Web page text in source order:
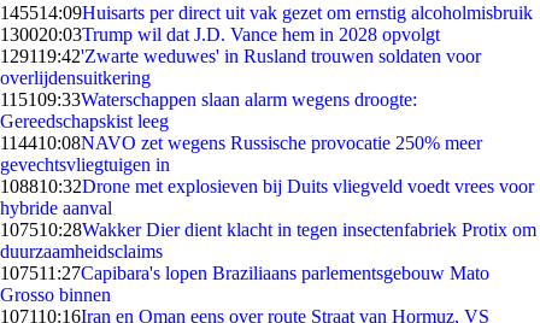
145514:09Huisarts per direct uit vak gezet om ernstig alcoholmisbruik
130020:03Trump wil dat J.D. Vance hem in 2028 opvolgt
129119:42'Zwarte weduwes' in Rusland trouwen soldaten voor
overlijdensuitkering
115109:33Waterschappen slaan alarm wegens droogte:
Gereedschapskist leeg
114410:08NAVO zet wegens Russische provocatie 250% meer
gevechtsvliegtuigen in
108810:32Drone met explosieven bij Duits vliegveld voedt vrees voor
hybride aanval
107510:28Wakker Dier dient klacht in tegen insectenfabriek Protix om
duurzaamheidsclaims
107511:27Capibara's lopen Braziliaans parlementsgebouw Mato
Grosso binnen
107110:16Iran en Oman eens over route Straat van Hormuz, VS